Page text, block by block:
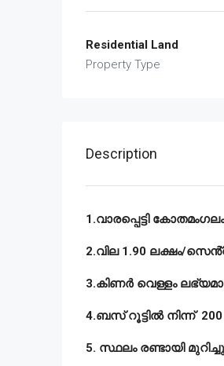
Residential Land
Property Type
Description
1.വാരപ്പെട്ടി
2.വില 1.90 ലക്ഷം/
3.കിണർ വെള്ളം
4.ബസ് റൂട്ടിൽ നിന്ന് 200
5. സ്ഥലം രണ്ടായി